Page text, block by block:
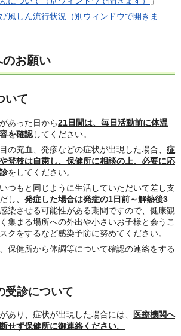
風しん流行状況（別ウィンドウで開きま
お願い
いて
あった日から21日間は、毎日活動前に体温
を確認してください。
の充血、発疹などの症状が出現した場合、 症
登校は自粛し、保健所に相談の上、必要に応
をしてください。
つもと同じように生活していただいて差し支
し、 発症した場合は発症の1日前～解熱後3
染させる可能性がある期間ですので、健康観
集まる場所への外出や小さいお子様と会うこ
クをするなど感染予防に努めてください。
保健所から体調等について確認の連絡をする
受診について
あり、症状が出現した場合には、
医療機関へ
せず保健所に御連絡ください。